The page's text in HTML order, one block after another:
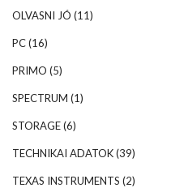
OLVASNI JÓ (11)
PC(16)
PRIMO (5)
SPECTRUM (1)
STORAGE(6)
TECHNIKAI ADATOK(39)
TEXAS INSTRUMENTS (2)